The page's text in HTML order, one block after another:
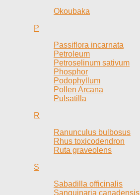
Okoubaka
P
Passiflora incarnata
Petroleum
Petroselinum sativum
Phosphor
Podophyllum
Pollen Arcana
Pulsatilla
R
Ranunculus bulbosus
Rhus toxicodendron
Ruta graveolens
S
Sabadilla officinalis
Sanguinaria canadensis